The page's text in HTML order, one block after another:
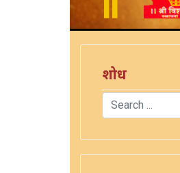
शोध
Search